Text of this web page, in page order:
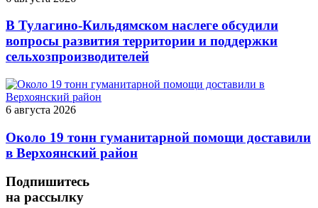
В Тулагино-Кильдямском наслеге обсудили
вопросы развития территории и поддержки
сельхозпроизводителей
6 августа 2026
Около 19 тонн гуманитарной помощи доставили
в Верхоянский район
Подпишитесь
на рассылку